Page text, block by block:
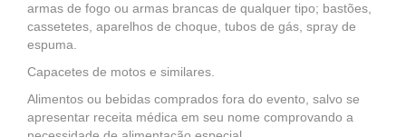
armas de fogo ou armas brancas de qualquer tipo; bastões,
cassetetes, aparelhos de choque, tubos de gás, spray de
espuma.
Capacetes de motos e similares.
Alimentos ou bebidas comprados fora do evento, salvo se
apresentar receita médica em seu nome comprovando a